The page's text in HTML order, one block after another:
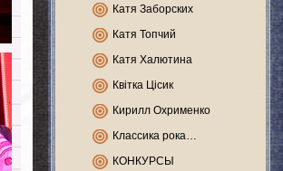
Катя Заборских
Катя Топчий
Катя Халютина
Квітка Цісик
Кирилл Охрименко
Классика рока…
КОНКУРСЫ